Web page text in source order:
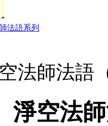
法語系列
法師法語
淨空法